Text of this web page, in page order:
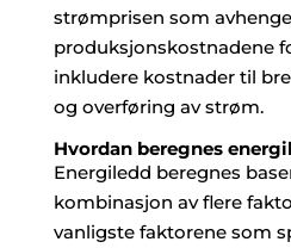
strømprisen som
produksjonskostnadene
inkludere kostnader til
og overføring av strøm.
Hvordan beregnes
Energiledd beregnes
kombinasjon av flere
vanligste faktorene som